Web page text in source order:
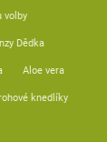
volby
Dědka
Aloe vera
knedlíky